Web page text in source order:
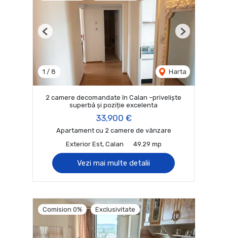
1 / 8 Harta
Previous Next
2 camere decomandate în Calan –priveliște
superbă și poziție excelenta
33,900 €
Apartament cu 2 camere de vânzare
Exterior Est, Calan
49.29 mp
Vezi mai multe detalii
Comision 0% Exclusivitate